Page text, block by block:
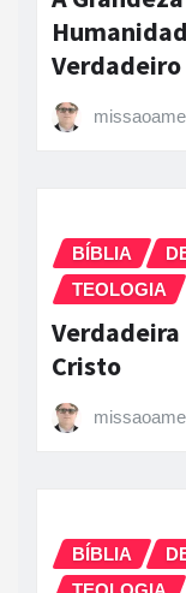
Verdadeiro
BÍBLIA
TEOLOGIA
Verdadeira
Cristo
BÍBLIA